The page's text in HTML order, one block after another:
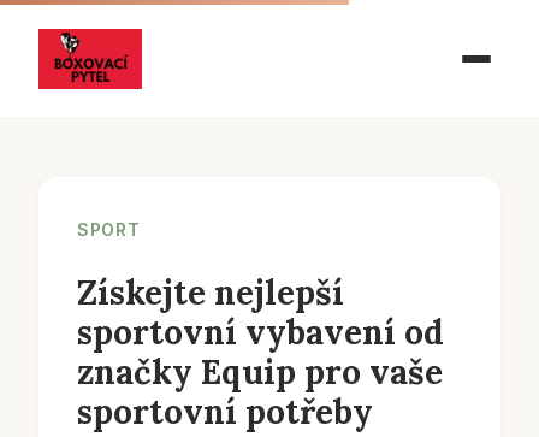
SPORT
Získejte nejlepší
sportovní vybavení od
značky Equip pro vaše
sportovní potřeby